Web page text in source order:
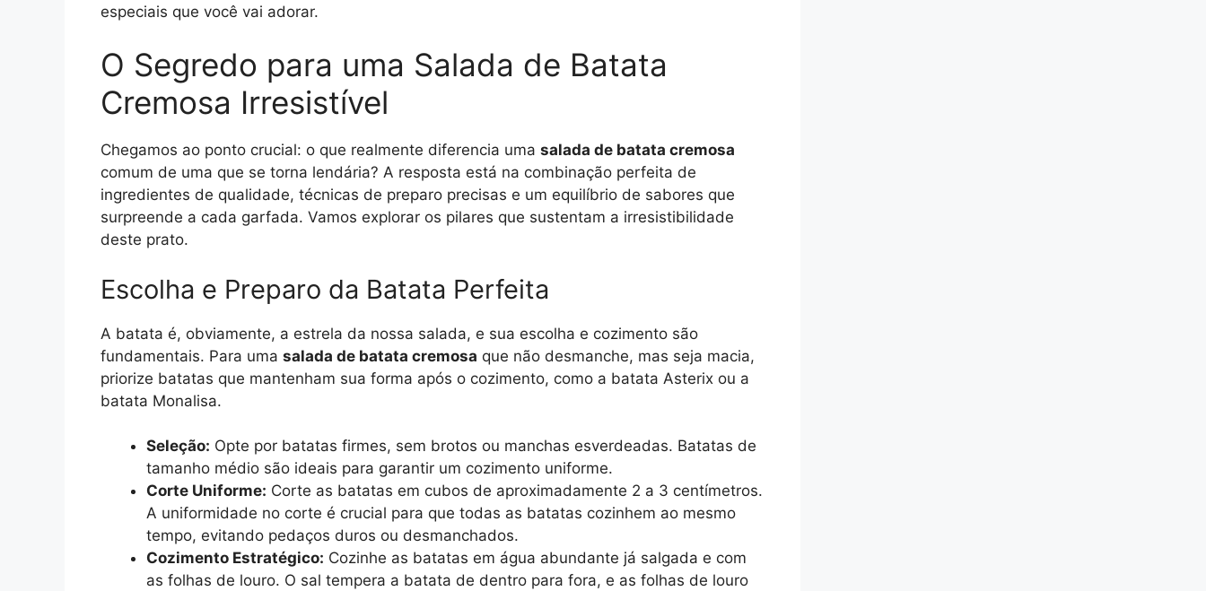
especiais que você vai adorar.
O Segredo para uma Salada de Batata
Cremosa Irresistível
Chegamos ao ponto crucial: o que realmente diferencia uma salada de batata cremosa
comum de uma que se torna lendária? A resposta está na combinação perfeita de
ingredientes de qualidade, técnicas de preparo precisas e um equilíbrio de sabores que
surpreende a cada garfada. Vamos explorar os pilares que sustentam a irresistibilidade
deste prato.
Escolha e Preparo da Batata Perfeita
A batata é, obviamente, a estrela da nossa salada, e sua escolha e cozimento são
fundamentais. Para uma salada de batata cremosa que não desmanche, mas seja macia,
priorize batatas que mantenham sua forma após o cozimento, como a batata Asterix ou a
batata Monalisa.
Seleção: Opte por batatas firmes, sem brotos ou manchas esverdeadas. Batatas de
tamanho médio são ideais para garantir um cozimento uniforme.
Corte Uniforme: Corte as batatas em cubos de aproximadamente 2 a 3 centímetros.
A uniformidade no corte é crucial para que todas as batatas cozinhem ao mesmo
tempo, evitando pedaços duros ou desmanchados.
Cozimento Estratégico: Cozinhe as batatas em água abundante já salgada e com
as folhas de louro. O sal tempera a batata de dentro para fora, e as folhas de louro